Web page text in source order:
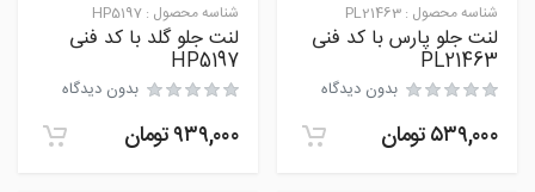
شناسه محصول : PL21463
لنت جلو پارس با کد فنی
PL21463
بدون دیدگاه
۵۳۹,۰۰۰تومان
شناسه محصول : HP5197
لنت جلو گلد با کد فنی
HP5197
بدون دیدگاه
۹۳۹,۰۰۰تومان